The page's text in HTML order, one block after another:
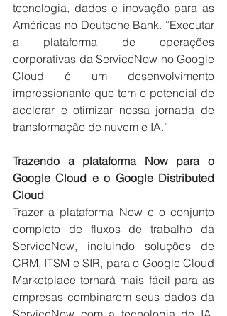
tecnologia, dados e inovação para as
Américas no Deutsche Bank. “Executar
a plataforma de operações
corporativas da ServiceNow no Google
Cloud é um desenvolvimento
impressionante que tem o potencial de
acelerar e otimizar nossa jornada de
transformação de nuvem e IA.”
Trazendo a plataforma Now para o
Google Cloud e o Google Distributed
Cloud
Trazer a plataforma Now e o conjunto
completo de fluxos de trabalho da
ServiceNow, incluindo soluções de
CRM, ITSM e SIR, para o Google Cloud
Marketplace tornará mais fácil para as
empresas combinarem seus dados da